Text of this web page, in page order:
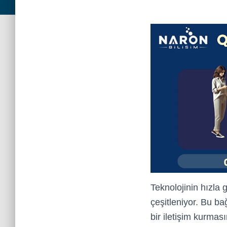
Teknolojinin hızla
çeşitleniyor. Bu
bir iletişim